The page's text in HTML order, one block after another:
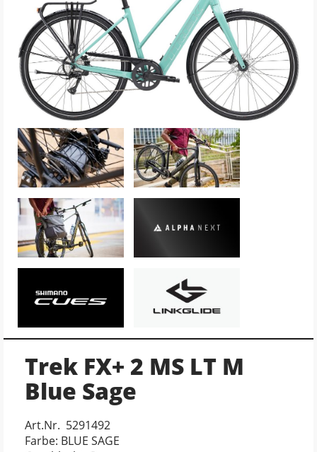
Trek FX+ 2 MS LT M
Blue Sage
Art.Nr. 5291492
Farbe: BLUE SAGE